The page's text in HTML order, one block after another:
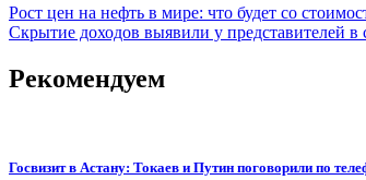
Навигация
по
записям
Рост цен на нефть в мире: что будет со
Скрытие доходов выявили у представителей в
Рекомендуем
Госвизит в Астану: Токаев и Путин поговорили по